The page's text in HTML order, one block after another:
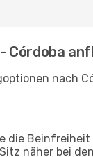
Córdoba
nach
die
näher bei